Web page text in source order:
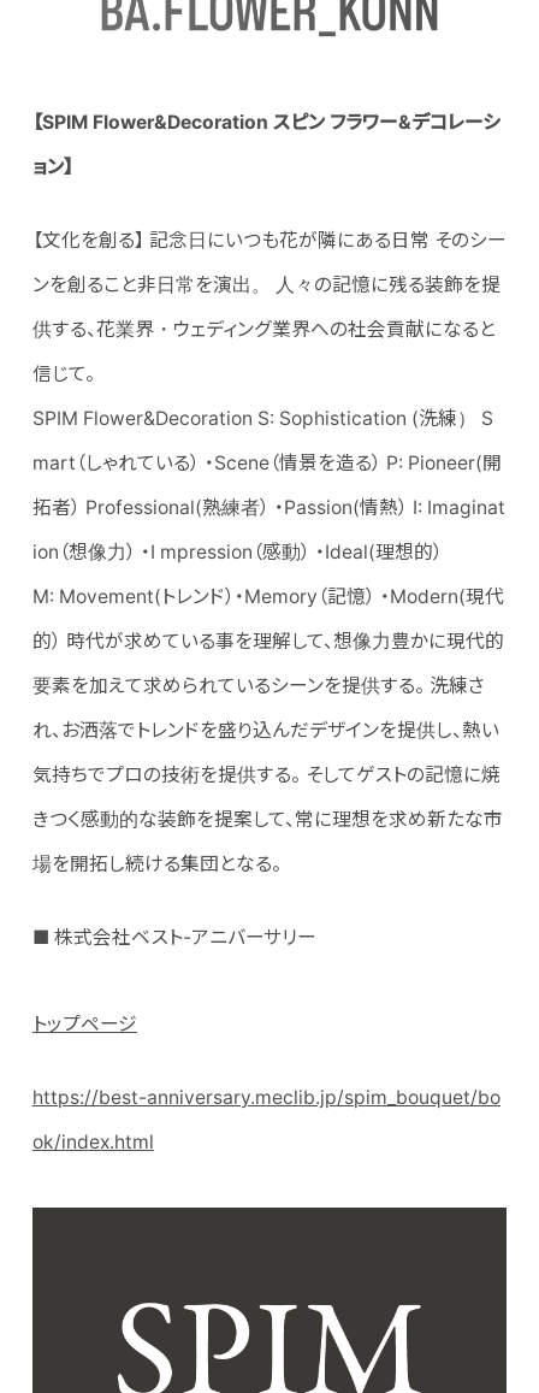
【SPIM Flower&Decoration スピン フラワー&デコレーシ
ョン】
【文化を創る】 記念日にいつも花が隣にある日常 そのシー
ンを創ること非日常を演出。 人々の記憶に残る装飾を提
供する、花業界・ウェディング業界への社会貢献になると
信じて。
SPIM Flower&Decoration S: Sophistication (洗練） S
mart（しゃれている） ・Scene（情景を造る） P: Pioneer(開
拓者） Professional(熟練者） ・Passion(情熱） I: Imaginat
ion（想像力） ・I mpression（感動） ・Ideal(理想的）
M: Movement(トレンド）・Memory（記憶） ・Modern(現代
的） 時代が求めている事を理解して、想像力豊かに現代的
要素を加えて求められているシーンを提供する。 洗練さ
れ、お洒落でトレンドを盛り込んだデザインを提供し、熱い
気持ちでプロの技術を提供する。 そしてゲストの記憶に焼
きつく感動的な装飾を提案して、常に理想を求め新たな市
場を開拓し続ける集団となる。
■ 株式会社ベスト-アニバーサリー
トップページ
https://best-anniversary.meclib.jp/spim_bouquet/bo
ok/index.html